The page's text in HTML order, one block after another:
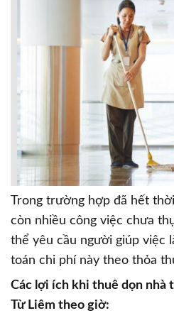
Trong trường hợp đã hết
còn nhiều công việc chưa
thể yêu cầu người giúp việc
toán chi phí này theo thỏa
Các lợi ích khi thuê dọn nhà
Từ Liêm theo giờ: